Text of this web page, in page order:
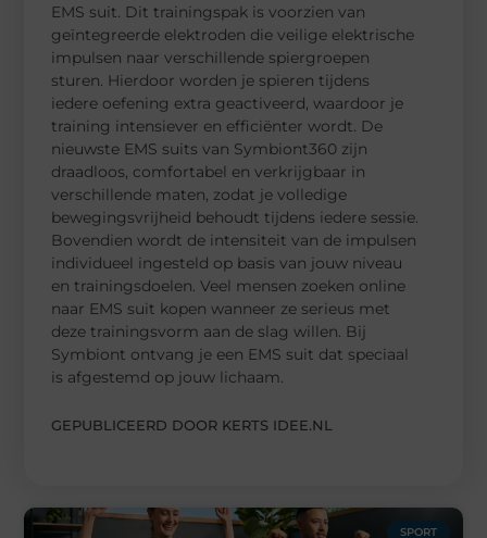
EMS suit. Dit trainingspak is voorzien van
geïntegreerde elektroden die veilige elektrische
impulsen naar verschillende spiergroepen
sturen. Hierdoor worden je spieren tijdens
iedere oefening extra geactiveerd, waardoor je
training intensiever en efficiënter wordt. De
nieuwste EMS suits van Symbiont360 zijn
draadloos, comfortabel en verkrijgbaar in
verschillende maten, zodat je volledige
bewegingsvrijheid behoudt tijdens iedere sessie.
Bovendien wordt de intensiteit van de impulsen
individueel ingesteld op basis van jouw niveau
en trainingsdoelen. Veel mensen zoeken online
naar EMS suit kopen wanneer ze serieus met
deze trainingsvorm aan de slag willen. Bij
Symbiont ontvang je een EMS suit dat speciaal
is afgestemd op jouw lichaam.
GEPUBLICEERD DOOR KERTS IDEE.NL
SPORT